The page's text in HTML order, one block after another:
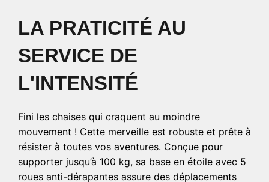
LA PRATICITÉ AU
SERVICE DE
L'INTENSITÉ
Fini les chaises qui craquent au moindre
mouvement ! Cette merveille est robuste et prête à
résister à toutes vos aventures. Conçue pour
supporter jusqu’à 100 kg, sa base en étoile avec 5
roues anti-dérapantes assure des déplacements